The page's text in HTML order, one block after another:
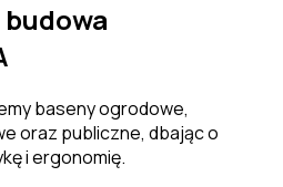
baseny ogrodowe,
oraz publiczne, dbając o
i ergonomię.